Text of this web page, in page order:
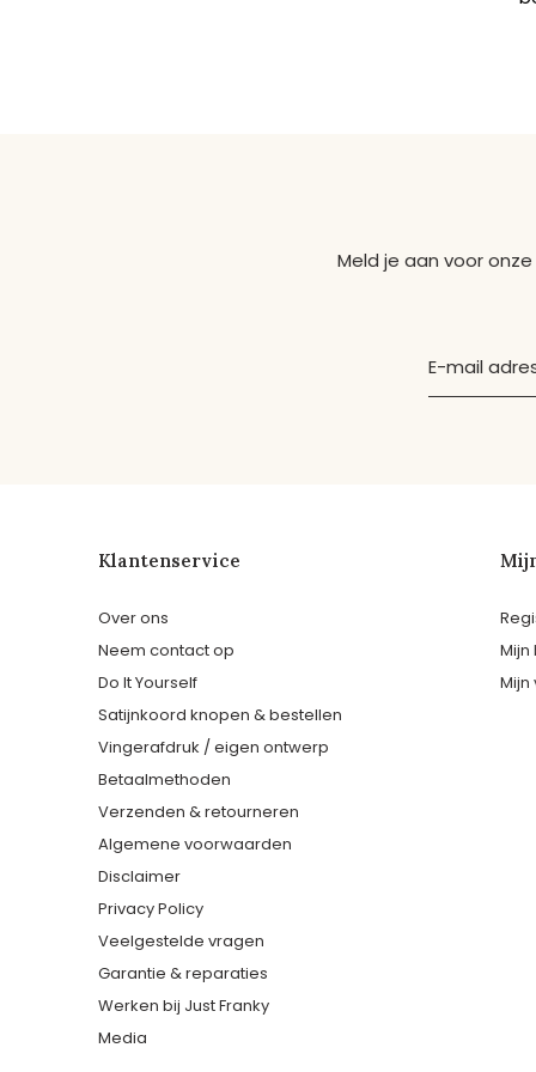
Meld je aan voor
Klantenservice
Over ons
Neem contact op
Do It Yourself
Satijnkoord knopen & bestellen
Vingerafdruk / eigen ontwerp
Betaalmethoden
Verzenden & retourneren
Algemene voorwaarden
Disclaimer
Privacy Policy
Veelgestelde vragen
Garantie & reparaties
Werken bij Just Franky
Media
Mijn